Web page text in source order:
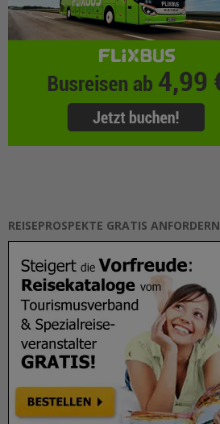
REISEPROSPEKTE GRATIS ANFORDERN